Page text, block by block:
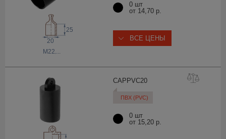
M22,...
25
20
0 шт
от 14,70 р.
ВСЕ ЦЕНЫ
CAPPVC20
ПВХ (PVC)
0 шт
от 15,20 р.